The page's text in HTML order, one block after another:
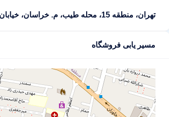
تهران، منطقه 15، محله طیب، م. خراسان، خیابان طیب، ساختمان پزشکان آلفا، پلاک 40
مسیر یابی فروشگاه